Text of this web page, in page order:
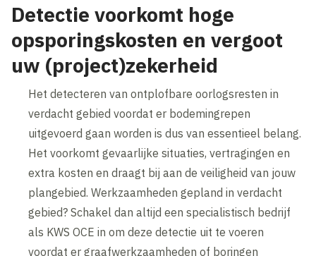
Detectie voorkomt hoge
opsporingskosten en vergoot
uw (project)zekerheid
Het detecteren van ontplofbare oorlogsresten in
verdacht gebied voordat er bodemingrepen
uitgevoerd gaan worden is dus van essentieel belang.
Het voorkomt gevaarlijke situaties, vertragingen en
extra kosten en draagt bij aan de veiligheid van jouw
plangebied. Werkzaamheden gepland in verdacht
gebied? Schakel dan altijd een specialistisch bedrijf
als KWS OCE in om deze detectie uit te voeren
voordat er graafwerkzaamheden of boringen